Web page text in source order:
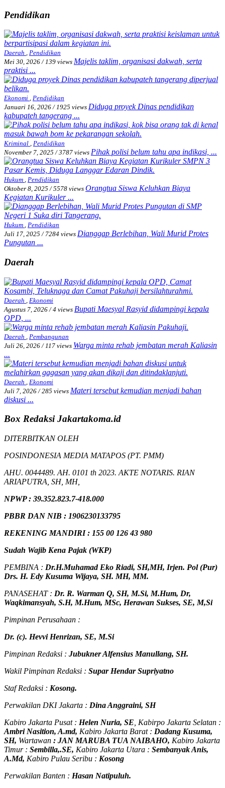
Pendidikan
Daerah , Pendidikan
Mei 30, 2026 / 139 views Majelis taklim, organisasi dakwah, serta
praktisi ...
Ekonomi , Pendidikan
Januari 16, 2026 / 1925 views Diduga proyek Dinas pendidikan
kabupateh tangerang ...
Kriminal , Pendidikan
November 7, 2025 / 3787 views Pihak polisi belum tahu apa indikasi, ...
Hukum , Pendidikan
Oktober 8, 2025 / 5578 views Orangtua Siswa Keluhkan Biaya
Kegiatan Kurikuler ...
Hukum , Pendidikan
Juli 17, 2025 / 7284 views Dianggap Berlebihan, Wali Murid Protes
Pungutan ...
Daerah
Daerah
Ekonomi
Agustus 7, 2026 / 4 views Bupati Maesyal Rasyid didampingi kepala
OPD, ...
Daerah
Pembangunan
Juli 26, 2026 / 117 views Warga minta rehab jembatan merah Kaliasin
...
Daerah
Ekonomi
Juli 7, 2026 / 285 views Materi tersebut kemudian menjadi bahan
diskusi ...
Box Redaksi Jakartakoma.id
DITERBITKAN OLEH
POSINDONESIA MEDIA MATAPOS (PT. PMM)
AHU. 0044489. AH. 0101 th 2023. AKTE NOTARIS. RIAN
ARIAPUTRA, SH, MH,
NPWP: 39.352.823.7-418.000
PBBR DAN NIB : 1906230133795
REKENING MANDIRI : 155 00 126 43 980
Sudah Wajib Kena Pajak (WKP)
PEMBINA : Dr.H.Muhamad Eko Riadi, SH,MH, Irjen. Pol (Pur)
Drs. H. Edy Kusuma Wijaya, SH. MH, MM.
PANASEHAT : Dr. R. Warman Q, SH, M.Si, M.Hum, Dr,
Waqkimansyah, S.H, M.Hum, MSc, Herawan Sukses, SE, M,Si
Pimpinan Perusahaan :
Dr. (c). Hevvi Henrizan, SE, M.Si
Pimpinan Redaksi : Jubukner Alfensius Manullang, SH.
Wakil Pimpinan Redaksi : Supar Hendar Supriyatno
Staf Redaksi : Kosong.
Perwakilan DKI Jakarta : Dina Anggraini, SH
Kabiro Jakarta Pusat : Helen Nuria, SE , Kabirpo Jakarta Selatan :
Ambri Nasition, A.md, Kabiro Jakarta Barat : Dadang Kusuma,
SH, Wartawan : JAN MARUBA TUA NAIBAHO, Kabiro Jakarta
Timur : Sembilla,.SE, Kabiro Jakarta Utara : Sembanyak Anis,
A.Md, Kabiro Pulau Seribu : Kosong
Perwakilan Banten : Hasan Natipuluh.